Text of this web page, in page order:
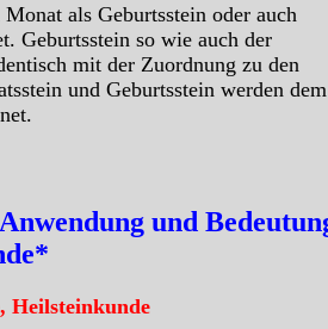
als Geburtsstein oder auch
Geburtsstein so wie auch der
mit der Zuordnung zu den
und Geburtsstein werden dem
und
Heilsteinkunde